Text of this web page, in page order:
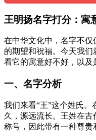
王明扬名字打分：寓
在中华文化中，名字不
的期望和祝福。今天我们
看它的寓意好不好，以及
一、名字分析
我们来看“王”这个姓氏
久，源远流长。王姓在
称号，因此带有一种尊贵